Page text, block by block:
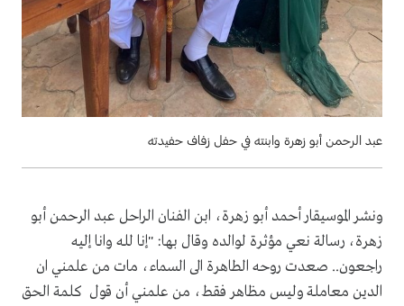
عبد الرحمن أبو زهرة وابنته في حفل زفاف حفيدته
ونشر الموسيقار أحمد أبو زهرة، ابن الفنان الراحل عبد الرحمن أبو
زهرة، رسالة نعي مؤثرة لوالده وقال بها: "إنا لله وانا إليه
راجعون.. صعدت روحه الطاهرة الى السماء، مات من علمني ان
الدين معاملة وليس مظاهر فقط، من علمني أن قول كلمة الحق